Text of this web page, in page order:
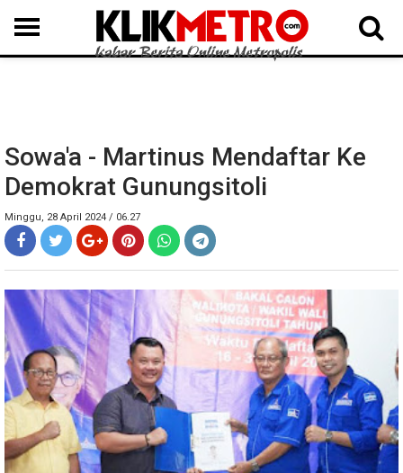
MEDAN LANGKAT DAIRI SAMOSIR TAPUT BATUBARA DELISERDANG
Sowa'a - Martinus Mendaftar Ke
Demokrat Gunungsitoli
Minggu, 28 April 2024 / 06.27